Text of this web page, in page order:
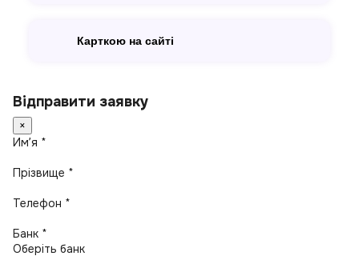
Карткою на сайті
Відправити заявку
×
Имʼя *
Прізвище *
Телефон *
Банк *